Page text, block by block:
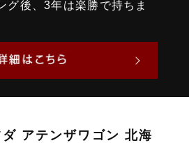
グ後、3年は楽勝で持ちま
アテンザワゴン 北海